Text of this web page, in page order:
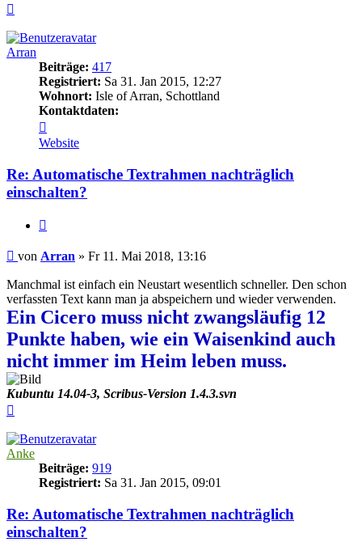
Arran
Beiträge: 417
Registriert: Sa 31. Jan 2015, 12:27
Wohnort: Isle of Arran, Schottland
Kontaktdaten:
von
Arran
Website
Re: Automatische Textrahmen nachträglich
einschalten?
Beitrag
von Arran » Fr 11. Mai 2018, 13:16
Manchmal ist einfach ein Neustart wesentlich schneller. Den schon
verfassten Text kann man ja abspeichern und wieder verwenden.
Ein Cicero muss nicht zwangsläufig 12
Punkte haben, wie ein Waisenkind auch
nicht immer im Heim leben muss.
Kubuntu 14.04-3, Scribus-Version 1.4.3.svn
Anke
Beiträge: 919
Registriert: Sa 31. Jan 2015, 09:01
Re: Automatische Textrahmen nachträglich
einschalten?